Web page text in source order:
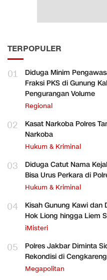
TERPOPULER
01
Diduga Minim
Fraksi PKS di Gunung
Pengurangan Volume
Regional
02
Kasat Narkoba Polres
Narkoba
Hukum & Kriminal
03
Diduga Catut Nama
Bisa Urus Perkara di
Hukum & Kriminal
04
Kisah Gunung Kawi dan
Hok Liong hingga Liem
iMisteri
05
Polres Jakbar Diminta
Rekondisi di Cengkareng
Megapolitan